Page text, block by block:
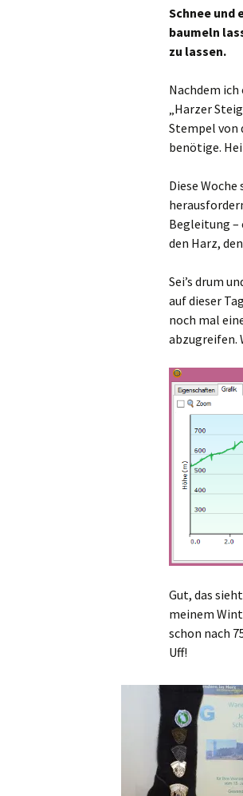
Schnee und
baumeln
zu lassen.
Nachdem
„Harzer
Stempel von
benötige.
Diese
Begleitung –
den Harz,
Sei’s drum
auf dieser
noch mal
abzugreifen.
Gut, das
meinem
schon nach
Uff!